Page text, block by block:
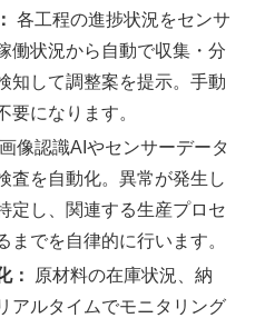
各工程の進捗状況をセンサ
働状況から自動で収集・分
知して調整案を提示。手動
要になります。
画像認識AIやセンサーデータ
査を自動化。異常が発生し
定し、関連する生産プロセ
までを自律的に行います。
：
原材料の在庫状況、納
アルタイムでモニタリング